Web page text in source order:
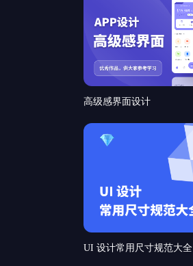
高级感界面设计
UI 设计常用尺寸规范大全